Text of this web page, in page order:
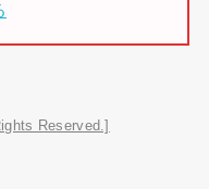
Reserved.]